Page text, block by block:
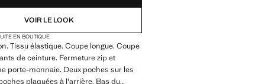
VOIR LE LOOK
EN BOUTIQUE
Tissu élastique. Coupe longue. Coupe
de ceinture. Fermeture zip et
porte-monnaie. Deux poches sur les
plaquées à l'arrière. Bas du